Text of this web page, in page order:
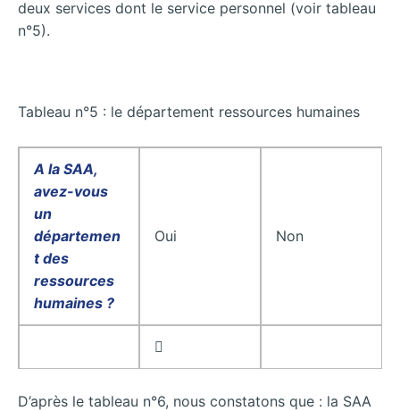
deux services dont le service personnel (voir tableau
n°5).
Tableau n°5 : le département ressources humaines
A la SAA,
avez-vous
un
départemen
t des
ressources
humaines ?
Oui Non

D’après le tableau n°6, nous constatons que : la SAA